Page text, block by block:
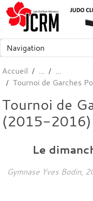
Accueil
Tournoi de Garches
Tournoi de
(2015-2016)
Le
Gymnase Yves Bodin,
Panneau de gestion des